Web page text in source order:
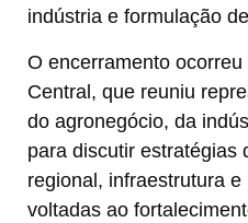
indústria e formulação
O encerramento
Central, que reuniu
do agronegócio, da
para discutir estratégias
regional, infraestrutura
voltadas ao